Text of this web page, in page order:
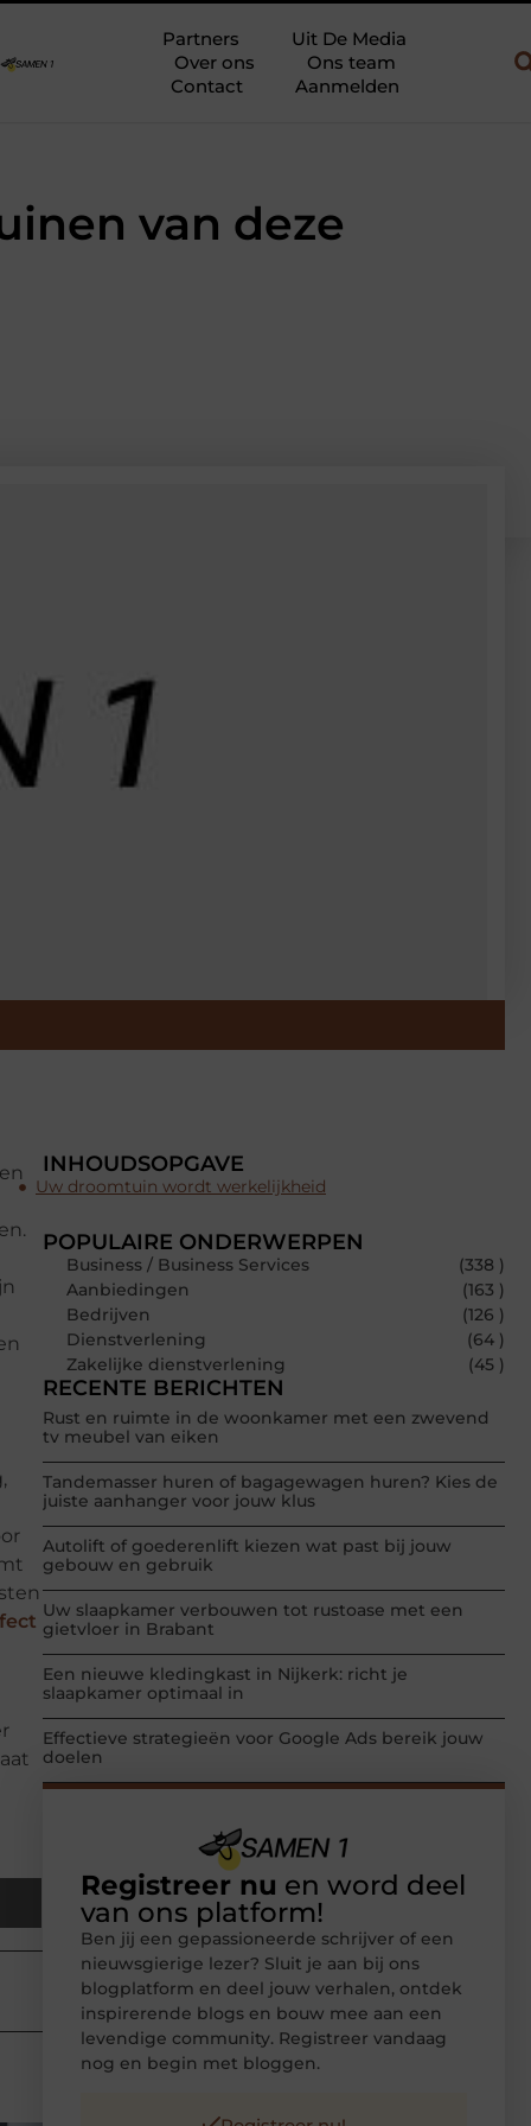
Partners
Uit De Media
Over ons
Ons team
Contact
Aanmelden
van deze
INHOUDSOPGAVE
Uw droomtuin wordt werkelijkheid
POPULAIRE ONDERWERPEN
Business / Business Services
(338 )
Aanbiedingen
(163 )
Bedrijven
(126 )
Dienstverlening
(64 )
Zakelijke dienstverlening
(45 )
RECENTE BERICHTEN
Rust en ruimte in de woonkamer met een zwevend
tv meubel van eiken
Tandemasser huren of bagagewagen huren? Kies de
juiste aanhanger voor jouw klus
Autolift of goederenlift kiezen wat past bij jouw
gebouw en gebruik
Uw slaapkamer verbouwen tot rustoase met een
gietvloer in Brabant
Een nieuwe kledingkast in Nijkerk: richt je
slaapkamer optimaal in
Effectieve strategieën voor Google Ads bereik jouw
doelen
Registreer nu en word deel
van ons platform!
Ben jij een gepassioneerde schrijver of een
nieuwsgierige lezer? Sluit je aan bij ons
blogplatform en deel jouw verhalen, ontdek
inspirerende blogs en bouw mee aan een
levendige community. Registreer vandaag
nog en begin met bloggen.